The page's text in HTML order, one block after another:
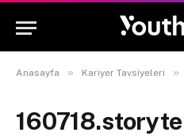
Anasayfa » Kariyer Tavsiyeleri »